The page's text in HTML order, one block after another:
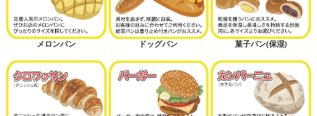
メロンパン ドッグパン 菓子パン(保湿)